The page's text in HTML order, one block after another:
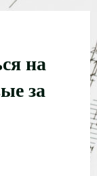
на
за